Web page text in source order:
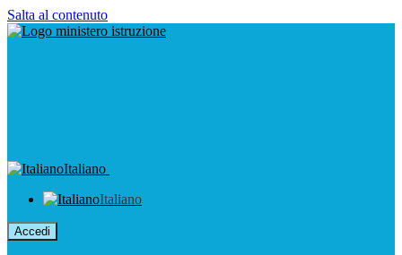
Salta al contenuto
Italiano
Italiano
Accedi